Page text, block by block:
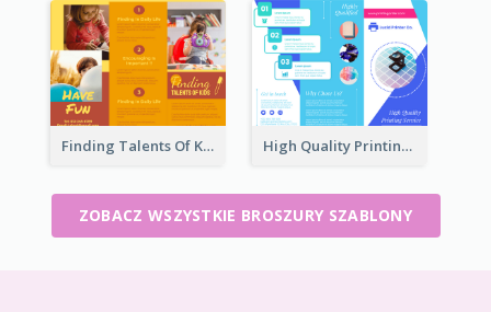
Finding Talents Of Kids Brochure High Quality Printing Service Brochure
ZOBACZ WSZYSTKIE BROSZURY SZABLONY